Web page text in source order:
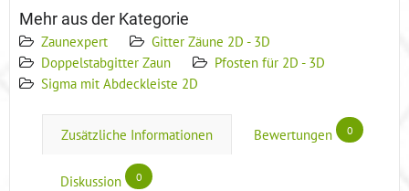
Mehr aus der Kategorie
Zaunexpert
Gitter Zäune 2D - 3D
Doppelstabgitter Zaun
Pfosten für 2D - 3D
Sigma mit Abdeckleiste 2D
Zusätzliche Informationen Bewertungen 0
Diskussion 0